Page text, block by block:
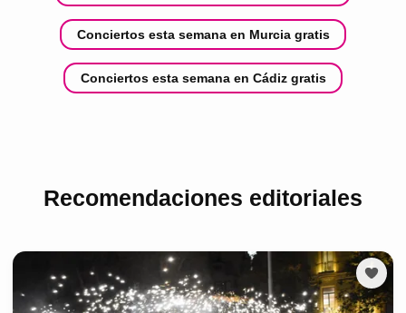
Conciertos esta semana en Murcia gratis
Conciertos esta semana en Cádiz gratis
Recomendaciones editoriales